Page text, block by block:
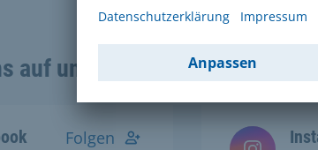
auf unseren Social Media
Folgen